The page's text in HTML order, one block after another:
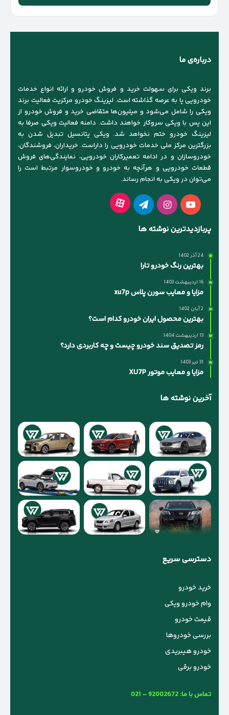
وارد
کنید
درباره‌ی ما
برند ویکی برای سهولت خرید و فروش خودرو و ارائه انواع خدمات
خودرویی پا به عرصه گذاشته است. لیزینگ خودرو مرکزیت فعالیت برند
ویکی را شامل می‌شود و میلیون‌ها متقاضی خرید و فروش خودرو از
این پس با ویکی سروکار خواهند داشت. دامنه فعالیت ویکی صرفا به
لیزینگ خودرو ختم نخواهد شد. ویکی پتانسیل تبدیل شدن به
بزرگترین مرکز ملی خدمات خودرویی را داراست. خریداران، فروشندگان،
خودروسازان و در ادامه تعمیرکاران خودرویی، نمایندگی‌های فروش
قطعات خودرویی و هرآنچه به خودرو و خودروسوار مرتبط است را
می‌توان در ویکی به انجام رساند.
یوتیوباینستاگرام
تلگرام آپارات
پربازدیدترین نوشته ها
24 آذر 1402
بهترین رنگ خودرو تارا
16 اردیبهشت 1403
مزایا و معایب سورن پلاس xu7p
2 آبان 1402
بهترین محصول ایران خودرو کدام است؟
13 اردیبهشت 1404
رمز تصدیق سند خودرو چیست و چه کاربردی دارد؟
31 تیر 1403
مزایا و معایب موتور XU7P
آخرین نوشته ها
دسترسی سریع
خرید خودرو
وام خودرو ویکی
قیمت خودرو
بررسی خودروها
خودرو هیبریدی
خودرو برقی
تماس با ما: 021 – 92002672